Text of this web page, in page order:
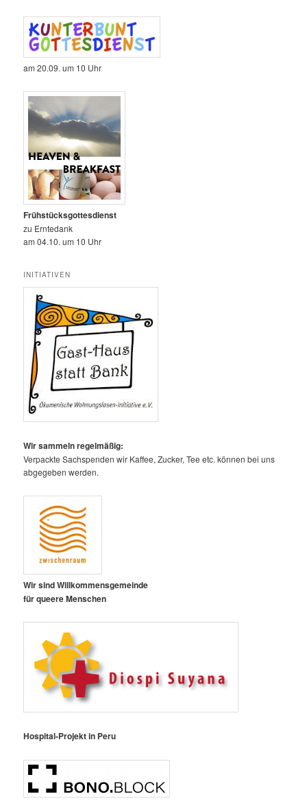
am 20.09. um 10 Uhr
Frühstücksgottesdienst
zu Erntedank
am 04.10. um 10 Uhr
INITIATIVEN
Wir sammeln regelmäßig:
Verpackte Sachspenden wir Kaffee, Zucker, Tee etc. können bei uns
abgegeben werden.
Wir sind Willkommensgemeinde
für queere Menschen
Hospital-Projekt in Peru